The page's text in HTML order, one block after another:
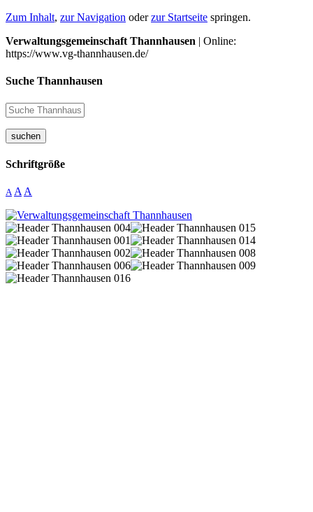
Zum Inhalt, zur Navigation oderzur Startseite springen.
Verwaltungsgemeinschaft Thannhausen | Online:
https://www.vg-thannhausen.de/
Suche Thannhausen
suchen
Schriftgröße
A A A